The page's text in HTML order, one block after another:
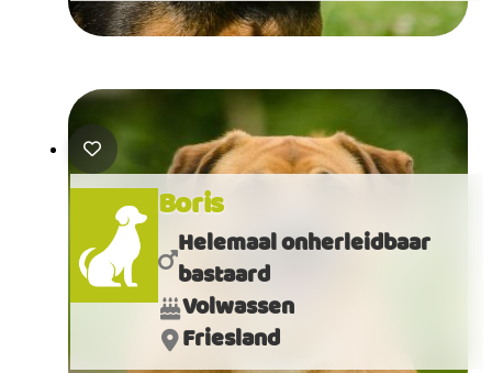
Boris
Helemaal onherleidbaar
bastaard
Volwassen
Friesland